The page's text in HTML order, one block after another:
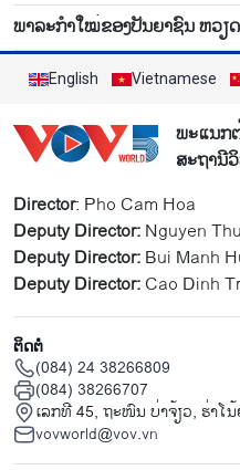
ພາ​ລະກຳ​ໃໝ່​ຂອງ​ປັນ​ຍາຊົນ ຫວຽ
English Vietnamese
ພະແນກ
ສະຖານີ
Director: Pho Cam Hoa
Deputy Director:Nguyen
Deputy Director:Bui Manh
Deputy Director:Cao Dinh
ຕິດຕໍ່
(084) 24 38266809
(084) 38266707
ເລກທີ 45, ຖະໜົນ ບ່າ​ຈ້ຽວ, ຮ່າ​ໂ
vovworld@vov.vn